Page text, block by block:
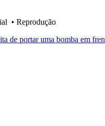
• Reprodução
de portar uma bomba em